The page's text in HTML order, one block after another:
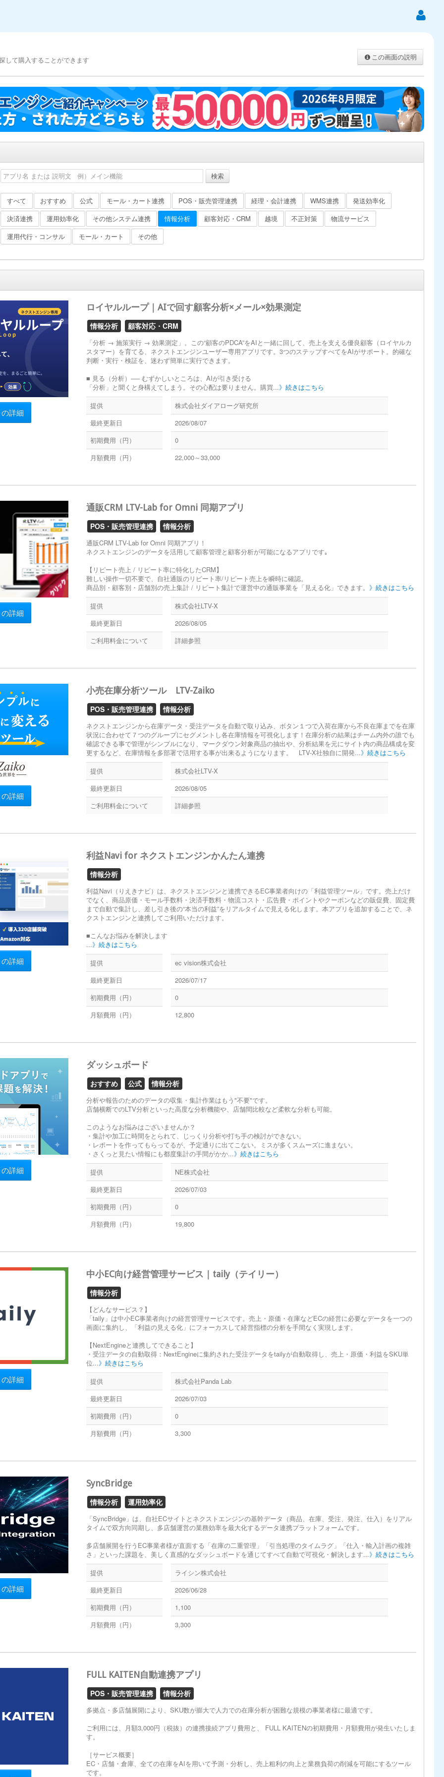
して購入することができます この画面の説明
検索
すべて おすすめ 公式 モール・カート連携 POS・販売管理連携 経理・会計連携 WMS連携
発送効率化
決済連携
運用効率化 その他システム連携 情報分析 顧客対応・CRM 越境 不正対策
物流サービス
運用代行・コンサル
モール・カート その他
詳細
ロイヤルループ｜AIで回す顧客分析×メール×効果測定
情報分析 顧客対応・CRM
「分析 → 施策実行 → 効果測定」。この“顧客のPDCA”をAIと一緒に回して、売上を支える優良顧客（ロイヤルカ
スタマー）を育てる、ネクストエンジンユーザー専用アプリです。3つのステップすべてをAIがサポート。的確な
判断・実行・検証を、迷わず簡単に実行できます。
■ 見る（分析）── むずかしいところは、AIが引き受ける
「分析」と聞くと身構えてしまう。その心配は要りません。購買...》続きはこちら
提供
株式会社ダイアローグ研究所
最終更新日
2026/08/07
初期費用（円）
0
月額費用（円）
22,000～33,000
詳細
通販CRM LTV-Lab for Omni 同期アプリ
POS・販売管理連携 情報分析
通販CRM LTV-Lab for Omni 同期アプリ！
ネクストエンジンのデータを活用して顧客管理と顧客分析が可能になるアプリです｡
【リピート売上 / リピート率に特化したCRM】
難しい操作一切不要で、自社通販のリピート率/リピート売上を瞬時に確認。
商品別・顧客別・店舗別の売上集計 / リピート集計で運営中の通販事業を「見える化」できます。 》続きはこちら
提供
株式会社LTV-X
最終更新日
2026/08/05
ご利用料金について
詳細参照
詳細
小売在庫分析ツール LTV-Zaiko
POS・販売管理連携 情報分析
ネクストエンジンから在庫データ・受注データを自動で取り込み、ボタン１つで入荷在庫から不良在庫までを在庫
状況に合わせて７つのグループにセグメントし各在庫情報を可視化します！在庫分析の結果はチーム内外の誰でも
確認できる事で管理がシンプルになり、マークダウン対象商品の抽出や、分析結果を元にサイト内の商品構成を変
更するなど、在庫情報を多部署で活用する事が出来るようになります。 LTV-X社独自に開発...》続きはこちら
提供
株式会社LTV-X
最終更新日
2026/08/05
ご利用料金について
詳細参照
詳細
利益Navi for ネクストエンジンかんたん連携
情報分析
利益Navi（りえきナビ）は、ネクストエンジンと連携できるEC事業者向けの「利益管理ツール」です。売上だけ
でなく、商品原価・モール手数料・決済手数料・物流コスト・広告費・ポイントやクーポンなどの販促費、固定費
まで自動で集計し、差し引き後の“本当の利益”をリアルタイムで見える化します。本アプリを追加することで、ネ
クストエンジンと連携してご利用いただけます。
■こんなお悩みを解決します
...》続きはこちら
提供
ec vision株式会社
最終更新日
2026/07/17
初期費用（円）
0
月額費用（円）
12,800
詳細
ダッシュボード
おすすめ 公式 情報分析
分析や報告のためのデータの収集・集計作業はもう"不要"です。
店舗横断でのLTV分析といった高度な分析機能や、店舗間比較など柔軟な分析も可能。
このようなお悩みはございませんか？
・集計や加工に時間をとられて、じっくり分析や打ち手の検討ができない。
・レポートを作ってもらってるが、予定通りに出てこない。ミスが多くスムーズに進まない。
・さくっと見たい情報にも都度集計の手間がかか...》続きはこちら
提供
NE株式会社
最終更新日
2026/07/03
初期費用（円）
0
月額費用（円）
19,800
詳細
中小EC向け経営管理サービス｜taily（テイリー）
情報分析
【どんなサービス？】
「taily」は中小EC事業者向けの経営管理サービスです。売上・原価・在庫などECの経営に必要なデータを一つの
画面に集約し、「利益の見える化」にフォーカスして経営指標の分析を手間なく実現します。
【NextEngineと連携してできること】
・受注データの自動取得：NextEngineに集約された受注データをtailyが自動取得し、売上・原価・利益をSKU単
位...》続きはこちら
提供
株式会社Panda Lab
最終更新日
2026/07/03
初期費用（円）
0
月額費用（円）
3,300
詳細
SyncBridge
情報分析 運用効率化
「SyncBridge」は、自社ECサイトとネクストエンジンの基幹データ（商品、在庫、受注、発注、仕入）をリアル
タイムで双方向同期し、多店舗運営の業務効率を最大化するデータ連携プラットフォームです。
多店舗展開を行うEC事業者様が直面する「在庫の二重管理」「引当処理のタイムラグ」「仕入・輸入計画の複雑
さ」といった課題を、美しく直感的なダッシュボードを通じてすべて自動で可視化・解決します...》続きはこちら
提供
ライシン株式会社
最終更新日
2026/06/28
初期費用（円）
1,100
月額費用（円）
3,300
FULL KAITEN自動連携アプリ
POS・販売管理連携 情報分析
多拠点・多店舗展開により、SKU数が膨大で人力での在庫分析が困難な規模の事業者様に最適です。
ご利用には、月額3,000円（税抜）の連携接続アプリ費用と、 FULL KAITENの初期費用・月額費用が発生いたしま
す。
［サービス概要］
EC・店舗・倉庫、全ての在庫をAIを用いて予測・分析し、売上粗利の向上と業務負荷の削減を可能にするツール
です。